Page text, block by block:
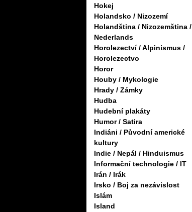
Hokej
Holandsko / Nizozemí
Holandština / Nizozemština /
Nederlands
Horolezectví / Alpinismus /
Horolezectvo
Horor
Houby / Mykologie
Hrady / Zámky
Hudba
Hudební plakáty
Humor / Satira
Indiáni / Původní americké
kultury
Indie / Nepál / Hinduismus
Informační technologie / IT
Irán / Irák
Irsko / Boj za nezávislost
Islám
Island